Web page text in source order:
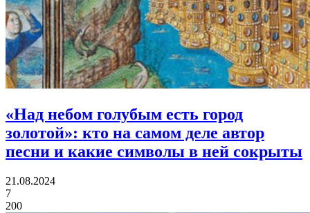
«Над небом голубым есть город
золотой»: кто на самом деле автор
песни и какие символы в ней сокрыты
21.08.2024
7
200